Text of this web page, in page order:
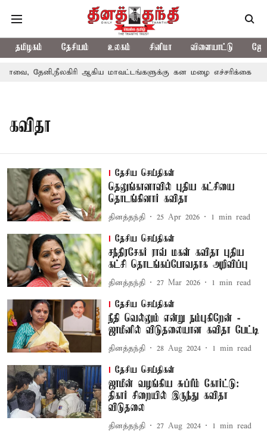
தமிழகம் தேசியம் உலகம் சினிமா விளையாட்டு
தேனி,நீலகிரி ஆகிய மாவட்டங்களுக்கு கன மழை எச்சரிக்கை
கவிதா
தேசிய செய்திகள்
தெலுங்கானாவில் புதிய கட்சியை
தொடங்கினார் கவிதா
தினத்தந்தி 25 Apr 2026 1 min read
தேசிய செய்திகள்
சந்திரசேகர் ராவ் மகள் கவிதா புதிய
கட்சி தொடங்கப்போவதாக அறிவிப்பு
தினத்தந்தி 27 Mar 2026 1 min read
தேசிய செய்திகள்
நீதி வெல்லும் என்று நம்புகிறேன் -
ஜாமீனில் விடுதலையான கவிதா பேட்டி
தினத்தந்தி 28 Aug 2024 1 min read
தேசிய செய்திகள்
ஜாமீன் வழங்கிய சுப்ரீம் கோர்ட்டு:
திகார் சிறையில் இருந்து கவிதா
விடுதலை
தினத்தந்தி 27 Aug 2024 1 min read